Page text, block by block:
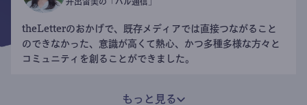
theLetterのおかげで、既存メディアでは直接つながること
のできなかった、意識が高くて熱心、かつ多種多様な方々と
コミュニティを創ることができました。
もっと見る